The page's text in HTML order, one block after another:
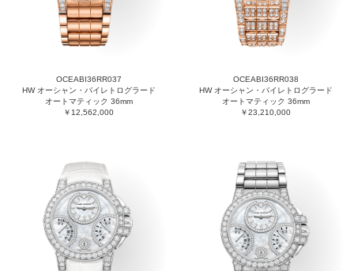
OCEABI36RR037
HW オーシャン・バイレトログラード
オートマティック 36mm
￥12,562,000
OCEABI36RR038
HW オーシャン・バイレトログラード
オートマティック 36mm
￥23,210,000